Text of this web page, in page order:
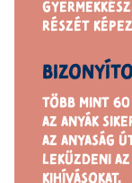
RÉSZÉT
TÖBB MINT 60
AZ ANYÁK
AZ ANYASÁG
LEKÜZDENI
KIHÍVÁSOKAT.